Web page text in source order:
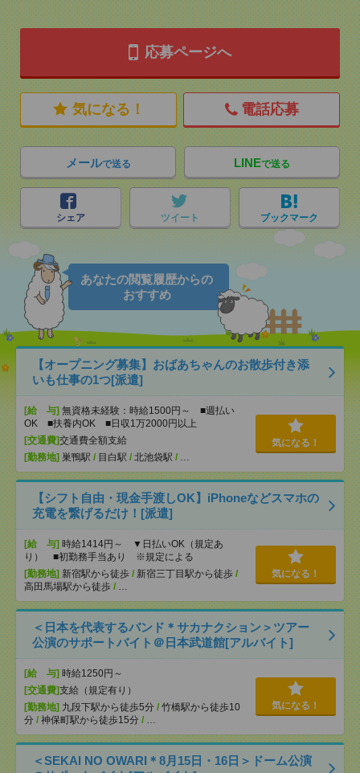
応募ページへ
気になる！ 電話応募
メールで送る LINEで送る
シェア ツイート ブックマーク
あなたの閲覧履歴からの
おすすめ
【オープニング募集】おばあちゃんのお散歩付き添
いも仕事の1つ[派遣]
[給 与] 無資格未経験：時給1500円～ ■週払い
OK ■扶養内OK ■日収1万2000円以上
[交通費]交通費全額支給
[勤務地] 巣鴨駅 / 目白駅 / 北池袋駅 / …
気になる！
【シフト自由・現金手渡しOK】iPhoneなどスマホの
充電を繋げるだけ！[派遣]
[給 与] 時給1414円～ ▼日払いOK（規定あ
り） ■初勤務手当あり ※規定による
[勤務地] 新宿駅から徒歩 / 新宿三丁目駅から徒歩 /
高田馬場駅から徒歩 / …
気になる！
＜日本を代表するバンド＊サカナクション＞ツアー
公演のサポートバイト＠日本武道館[アルバイト]
[給 与] 時給1250円～
[交通費]支給（規定有り）
[勤務地] 九段下駅から徒歩5分 / 竹橋駅から徒歩10
分 / 神保町駅から徒歩15分 / …
気になる！
＜SEKAI NO OWARI＊8月15日・16日＞ドーム公演